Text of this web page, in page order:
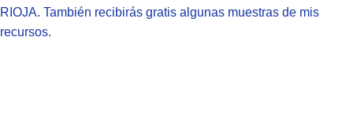
RIOJA. También recibirás gratis algunas muestras de mis
recursos.